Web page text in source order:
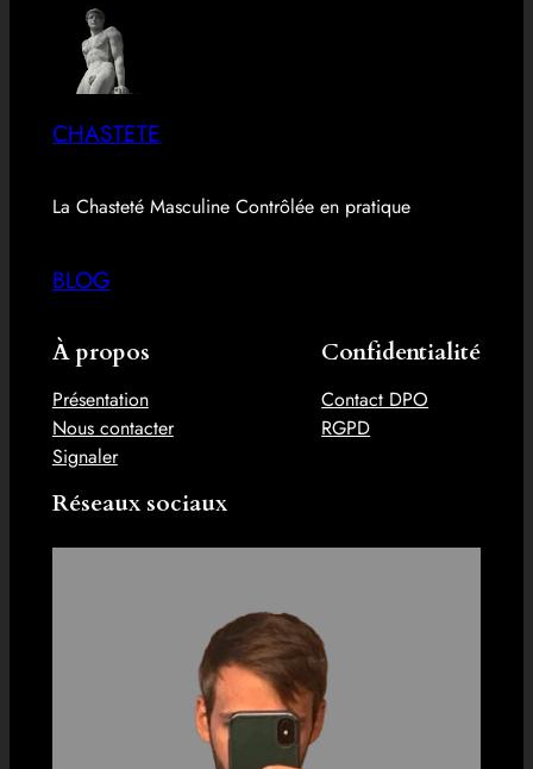
CHASTETE
La Chasteté Masculine Contrôlée en pratique
BLOG
À propos
Présentation
Nous contacter
Signaler
Confidentialité
Contact DPO
RGPD
Réseaux sociaux